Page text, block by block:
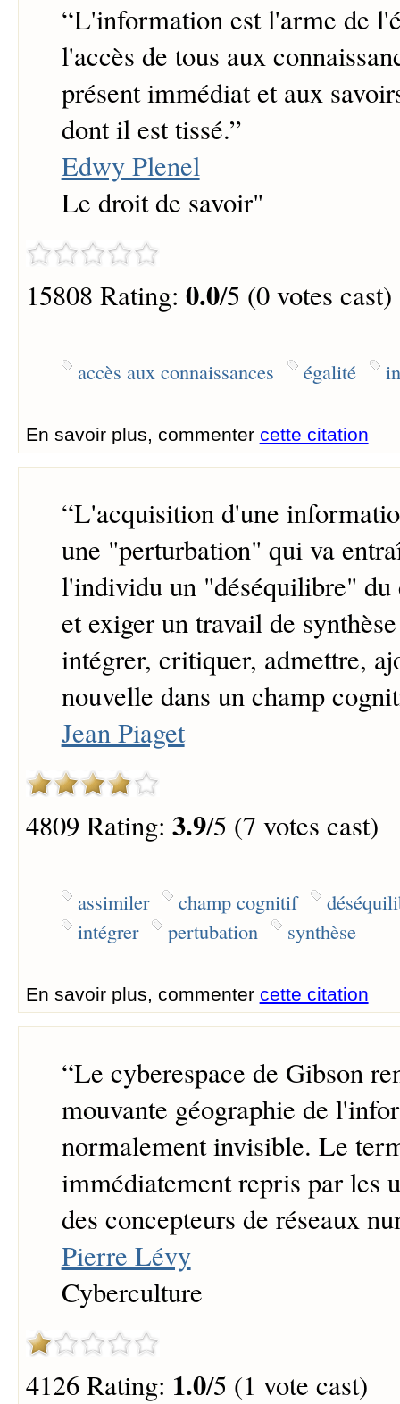
“L'information est l'arme de
l'accès de tous aux
présent immédiat et aux
dont il est tissé.”
Edwy Plenel
Le droit de savoir"
15808 Rating: 0.0/5 (0 votes cast)
accès aux connaissances égalité
En savoir plus, commenter cette citation
“L'acquisition d'une
une "perturbation" qui va
l'individu un "déséquilibre"
et exiger un travail de
intégrer, critiquer, admettre,
nouvelle dans un champ
Jean Piaget
4809 Rating: 3.9/5 (7 votes cast)
assimiler champ cognitif
intégrer
pertubation synthèse
En savoir plus, commenter cette citation
“Le cyberespace de Gibson
mouvante géographie de
normalement invisible. Le
immédiatement repris par les
des concepteurs de réseaux
Pierre Lévy
Cyberculture
4126 Rating: 1.0/5 (1 vote cast)